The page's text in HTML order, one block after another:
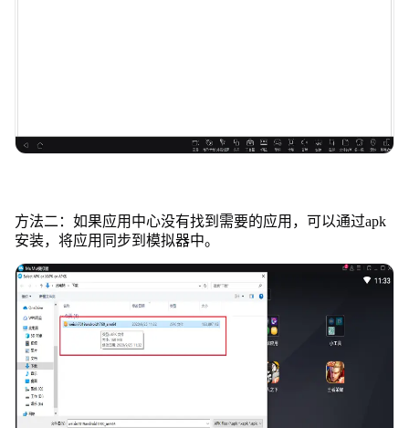
方法二：如果应用中心没有找到需要的应用，可以通过apk
安装，将应用同步到模拟器中。